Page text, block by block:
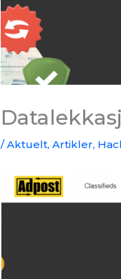
/Aktuelt,Artikler,